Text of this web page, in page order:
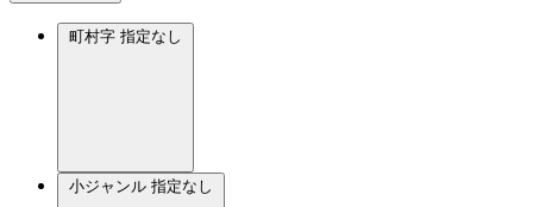
町村字 指定なし
小ジャンル 指定なし